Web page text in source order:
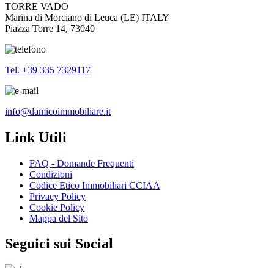
TORRE VADO
Marina di Morciano di Leuca (LE) ITALY
Piazza Torre 14, 73040
Tel. +39 335 7329117
info@damicoimmobiliare.it
Link Utili
FAQ - Domande Frequenti
Condizioni
Codice Etico Immobiliari CCIAA
Privacy Policy
Cookie Policy
Mappa del Sito
Seguici sui Social